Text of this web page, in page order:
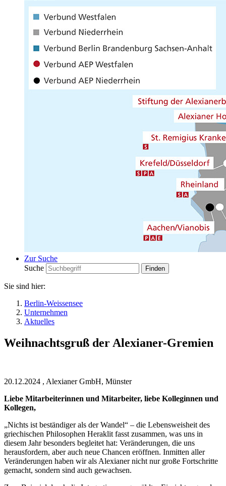
Zur Suche
Suche
Sie sind hier:
Berlin-Weissensee
Unternehmen
Aktuelles
Weihnachtsgruß der Alexianer-Gremien
20.12.2024 , Alexianer GmbH, Münster
Liebe Mitarbeiterinnen und Mitarbeiter, liebe Kolleginnen und
Kollegen,
„Nichts ist beständiger als der Wandel“ – die Lebensweisheit des
griechischen Philosophen Heraklit fasst zusammen, was uns in
diesem Jahr besonders begleitet hat: Veränderungen, die uns
herausfordern, aber auch neue Chancen eröffnen. Inmitten aller
Veränderungen haben wir als Alexianer nicht nur große Fortschritte
gemacht, sondern sind auch gewachsen.